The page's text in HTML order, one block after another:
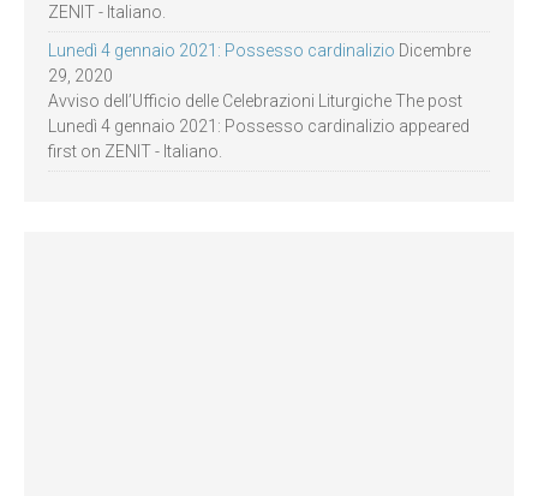
ZENIT - Italiano.
Lunedì 4 gennaio 2021: Possesso cardinalizio Dicembre
29, 2020
Avviso dell’Ufficio delle Celebrazioni Liturgiche The post
Lunedì 4 gennaio 2021: Possesso cardinalizio appeared
first on ZENIT - Italiano.